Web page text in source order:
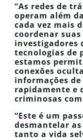
“As redes de
operam além
cada vez mais
coordenar
investigadores
tecnologias de
estamos
conexões
informações
rapidamente e
criminosas
“Este é um
desmantelar
tanto a vida